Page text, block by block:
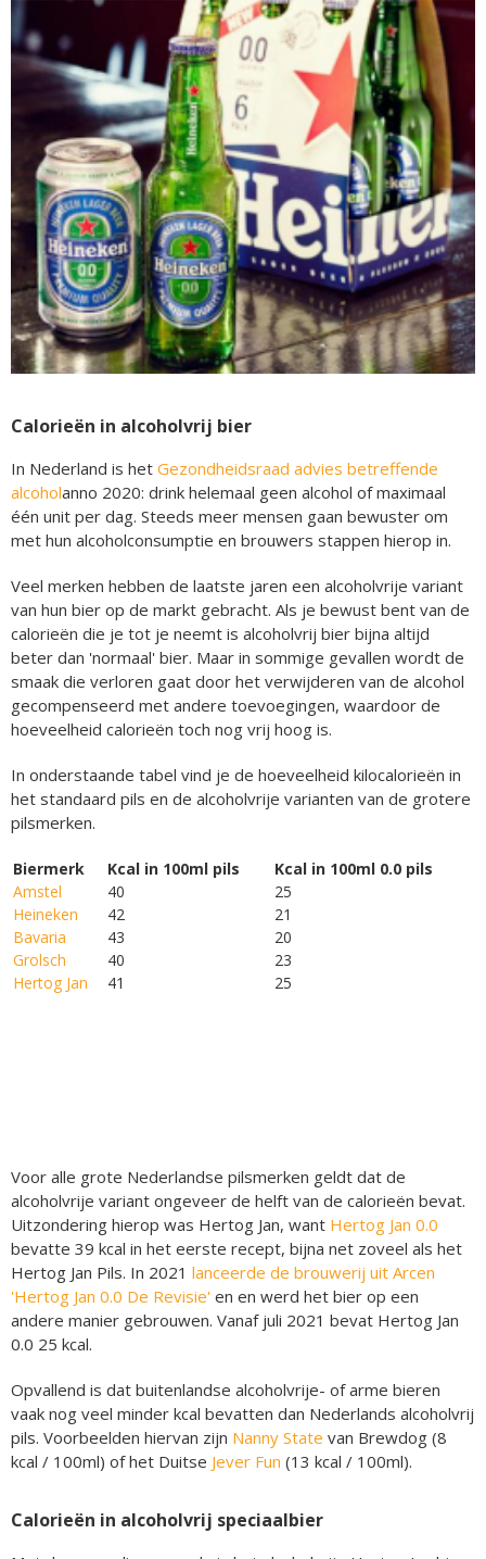
Calorieën in alcoholvrij bier
In Nederland is het Gezondheidsraad advies betreffende
alcoholanno 2020: drink helemaal geen alcohol of maximaal
één unit per dag. Steeds meer mensen gaan bewuster om
met hun alcoholconsumptie en brouwers stappen hierop in.
Veel merken hebben de laatste jaren een alcoholvrije variant
van hun bier op de markt gebracht. Als je bewust bent van de
calorieën die je tot je neemt is alcoholvrij bier bijna altijd
beter dan 'normaal' bier. Maar in sommige gevallen wordt de
smaak die verloren gaat door het verwijderen van de alcohol
gecompenseerd met andere toevoegingen, waardoor de
hoeveelheid calorieën toch nog vrij hoog is.
In onderstaande tabel vind je de hoeveelheid kilocalorieën in
het standaard pils en de alcoholvrije varianten van de grotere
pilsmerken.
Biermerk Kcal in 100ml pils
Kcal in 100ml 0.0 pils
Amstel
40
25
Heineken
42
21
Bavaria
43
20
Grolsch
40
23
Hertog Jan
41 25
Voor alle grote Nederlandse pilsmerken geldt dat de
alcoholvrije variant ongeveer de helft van de calorieën bevat.
Uitzondering hierop was Hertog Jan, want Hertog Jan 0.0
bevatte 39 kcal in het eerste recept, bijna net zoveel als het
Hertog Jan Pils. In 2021 lanceerde de brouwerij uit Arcen
'Hertog Jan 0.0 De Revisie' en en werd het bier op een
andere manier gebrouwen. Vanaf juli 2021 bevat Hertog Jan
0.0 25 kcal.
Opvallend is dat buitenlandse alcoholvrije- of arme bieren
vaak nog veel minder kcal bevatten dan Nederlands alcoholvrij
pils. Voorbeelden hiervan zijn Nanny State van Brewdog (8
kcal / 100ml) of het Duitse Jever Fun (13 kcal / 100ml).
Calorieën in alcoholvrij speciaalbier